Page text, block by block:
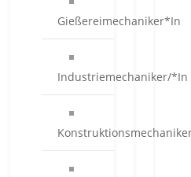
Gießereimechaniker*In
Industriemechaniker/*In